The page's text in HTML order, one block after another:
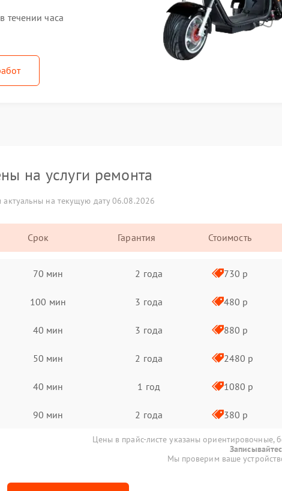
течении часа
на услуги ремонта
актуальны на текущую дату 06.08.2026
Срок Гарантия Стоимость
70 мин 2 года 730 р
100 мин 3 года 480 р
40 мин 3 года 880 р
50 мин 2 года 2480 р
40 мин 1 год 1080 р
90 мин 2 года 380 р
Цены в прайс-листе указаны ориентировочные,
Мы проверим ваше